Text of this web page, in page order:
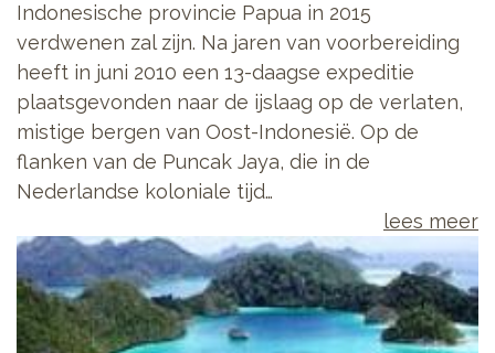
Indonesische provincie Papua in 2015
verdwenen zal zijn. Na jaren van voorbereiding
heeft in juni 2010 een 13-daagse expeditie
plaatsgevonden naar de ijslaag op de verlaten,
mistige bergen van Oost-Indonesië. Op de
flanken van de Puncak Jaya, die in de
Nederlandse koloniale tijd…
lees meer